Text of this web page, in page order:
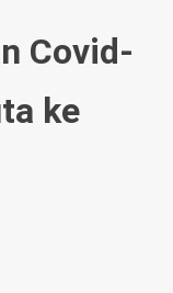
Covid-
ke